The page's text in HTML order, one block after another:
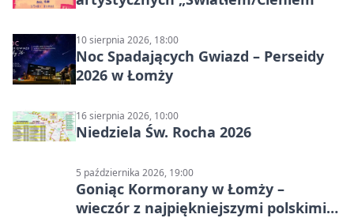
10 sierpnia 2026, 18:00
Noc Spadających Gwiazd – Perseidy
2026 w Łomży
16 sierpnia 2026, 10:00
Niedziela Św. Rocha 2026
5 października 2026, 19:00
Goniąc Kormorany w Łomży –
wieczór z najpiękniejszymi polskimi